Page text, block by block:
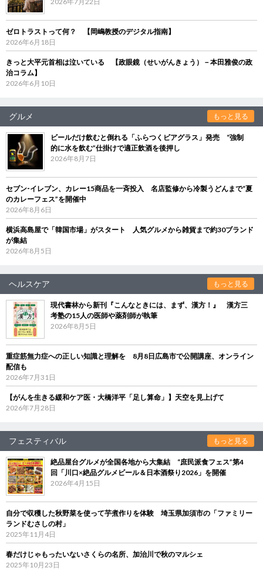
ゼロトラストって何？ 【岡嶋教授のデジタル指南】
2026年6月18日
きっと大平元首相は泣いている 【政眼鏡（せいがんきょう）－本田雅俊の政
治コラム】
2026年6月10日
グルメ もっと見る
ビールだけ飲むと倒れる「ふらつくビアグラス」発売 “強制
的に水を飲む”仕掛けで適正飲酒を後押し
2026年8月7日
セブン‐イレブン、カレー15商品を一斉投入 名店監修から冷製うどんまで“夏
のカレーフェス”を開催中
2026年8月6日
横浜高島屋で「韓国市場」がスタート 人気グルメから雑貨まで約30ブランド
が集結
2026年8月5日
ヘルスケア もっと見る
現代書林から新刊『こんなときには、まず、漢方！』 漢方三
考塾の15人の医師や薬剤師が執筆
2026年8月5日
重症筋無力症への正しい知識と理解を 8月8日広島市で公開講座、オンライン
配信も
2026年7月31日
【がんを生きる緩和ケア医・大橋洋平「足し算命」】天空を見上げて
2026年7月28日
フェスティバル もっと見る
絶品屋台グルメが全国各地から大集結 “庶民派食フェス”第4
回「川口×絶品グルメビール＆日本酒祭り2026」を開催
2026年4月15日
自分で収穫した秋野菜を使って芋煮作りを体験 埼玉県加須市の「ファミリー
ランドむさしの村」
2025年11月4日
春だけじゃもったいないさくらの名所、加治川で秋のマルシェ
2025年10月23日